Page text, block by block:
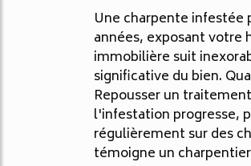
Une charpente infestée
années, exposant votre
immobilière suit
significative du bien.
Repousser un
l'infestation progresse,
régulièrement sur des
témoigne un